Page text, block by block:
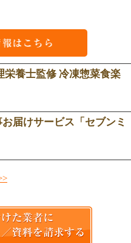
栄養士監修 冷凍惣菜食楽
届けサービス「セブンミ